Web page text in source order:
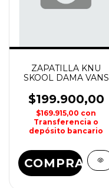
ZAPATILLA KNU
SKOOL DAMA VANS
$199.900,00
$169.915,00 con
Transferencia o
depósito bancario
COMPRAR